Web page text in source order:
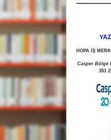
HOPA İŞ
Casper Bölge
351